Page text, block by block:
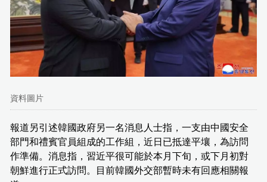
資料圖片
報道另引述韓國政府另一名消息人士指，一支由中國安全
部門和禮賓官員組成的工作組，近日已抵達平壤，為訪問
作準備。消息指，習近平很可能於本月下旬，或下月初對
朝鮮進行正式訪問。目前韓國外交部暫時未有回應相關報